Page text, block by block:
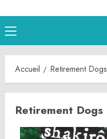
Menu
principal
Accueil Retirement Dogs
Retirement Dogs